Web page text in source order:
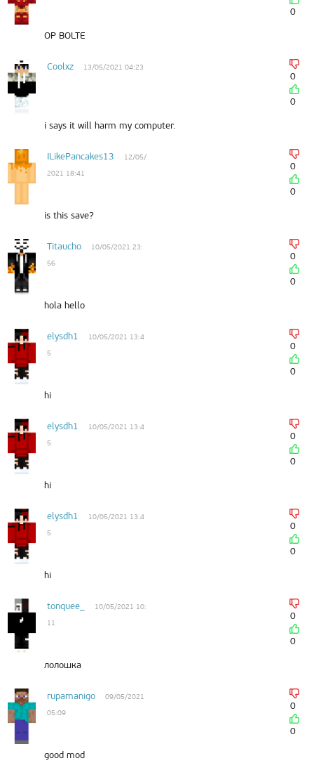
0
OP BOLTE
Coolxz 13/05/2021 04:23
0
0
i says it will harm my computer.
ILikePancakes13
12/05/
2021 18:41
0
0
is this save?
Titaucho
10/05/2021 23:
56
0
0
hola hello
elysdh1
10/05/2021 13:4
5
0
0
hi
elysdh1
10/05/2021 13:4
5
0
0
hi
elysdh1
10/05/2021 13:4
5
0
0
hi
tonquee_
10/05/2021 10:
11
0
0
лолошка
rupamanigo
09/05/2021
05:09
0
0
good mod